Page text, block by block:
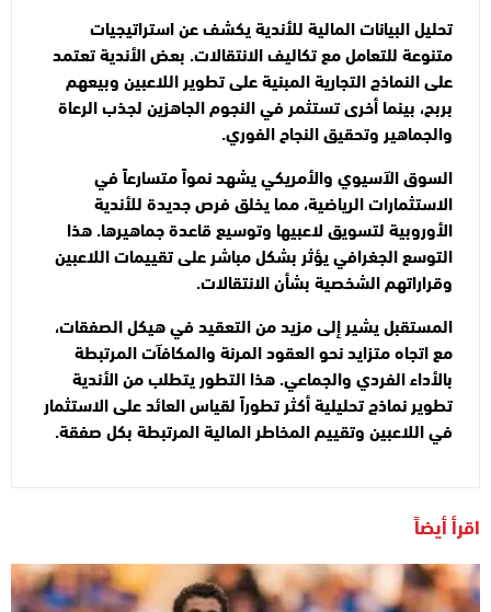
تحليل البيانات المالية للأندية يكشف عن استراتيجيات
متنوعة للتعامل مع تكاليف الانتقالات. بعض الأندية تعتمد
على النماذج التجارية المبنية على تطوير اللاعبين وبيعهم
بربح، بينما أخرى تستثمر في النجوم الجاهزين لجذب الرعاة
والجماهير وتحقيق النجاح الفوري.
السوق الآسيوي والأمريكي يشهد نمواً متسارعاً في
الاستثمارات الرياضية، مما يخلق فرص جديدة للأندية
الأوروبية لتسويق لاعبيها وتوسيع قاعدة جماهيرها. هذا
التوسع الجغرافي يؤثر بشكل مباشر على تقييمات اللاعبين
وقراراتهم الشخصية بشأن الانتقالات.
المستقبل يشير إلى مزيد من التعقيد في هيكل الصفقات،
مع اتجاه متزايد نحو العقود المرنة والمكافآت المرتبطة
بالأداء الفردي والجماعي. هذا التطور يتطلب من الأندية
تطوير نماذج تحليلية أكثر تطوراً لقياس العائد على الاستثمار
في اللاعبين وتقييم المخاطر المالية المرتبطة بكل صفقة.
اقرأ أيضاً